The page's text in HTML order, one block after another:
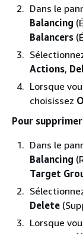
Dans le
Balancing
Balancers
Actions,
Lorsque
choisissez
Pour
Dans le
Balancing
Target
Delete
Lorsque